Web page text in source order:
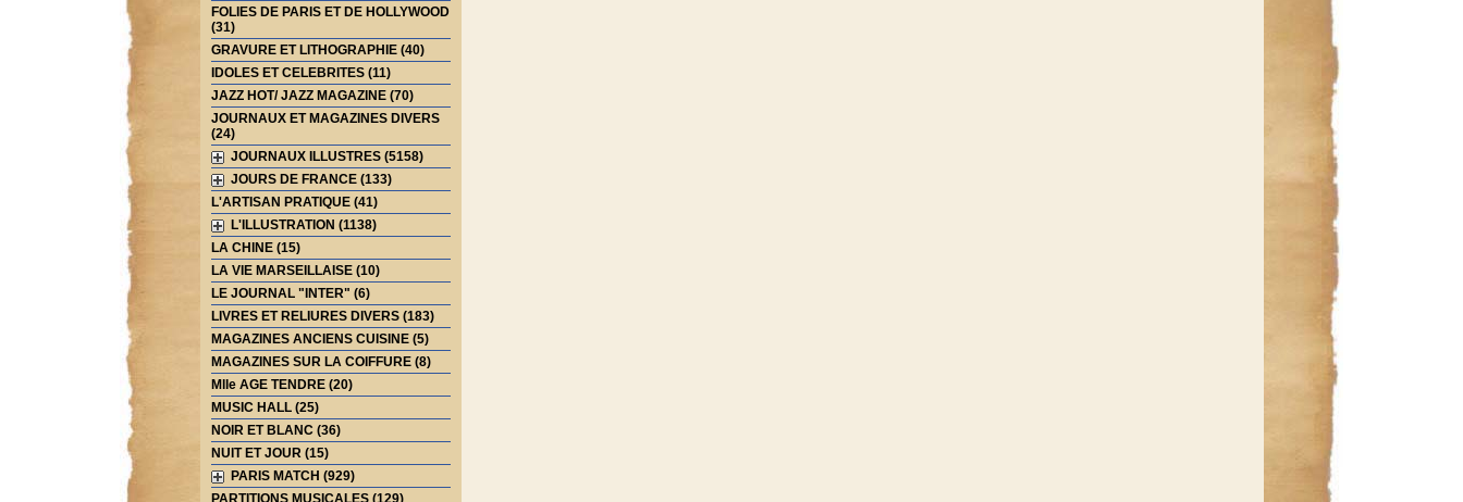
FOLIES DE PARIS ET DE HOLLYWOOD
(31)
GRAVURE ET LITHOGRAPHIE (40)
IDOLES ET CELEBRITES (11)
JAZZ HOT/ JAZZ MAGAZINE (70)
JOURNAUX ET MAGAZINES DIVERS
(24)
JOURNAUX ILLUSTRES (5158)
JOURS DE FRANCE (133)
L'ARTISAN PRATIQUE (41)
L'ILLUSTRATION (1138)
LA CHINE (15)
LA VIE MARSEILLAISE (10)
LE JOURNAL "INTER" (6)
LIVRES ET RELIURES DIVERS (183)
MAGAZINES ANCIENS CUISINE (5)
MAGAZINES SUR LA COIFFURE (8)
Mlle AGE TENDRE (20)
MUSIC HALL (25)
NOIR ET BLANC (36)
NUIT ET JOUR (15)
PARIS MATCH (929)
PARTITIONS MUSICALES (129)